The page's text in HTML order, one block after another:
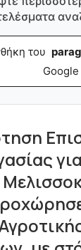
του
Google